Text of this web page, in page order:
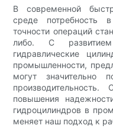
В современной
среде потребность
точности операций
либо. С развитием
гидравлические
промышленности,
могут значительно
повышения
гидроцилиндров в
меняет наш подход к